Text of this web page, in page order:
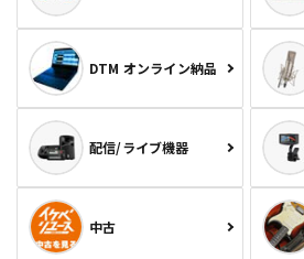
DTM オンライン納品
配信/ライブ機器
中古